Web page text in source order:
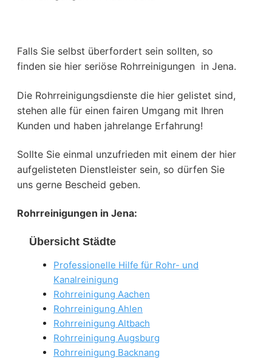
Falls Sie selbst überfordert sein sollten, so
finden sie hier seriöse Rohrreinigungen in Jena.
Die Rohrreinigungsdienste die hier gelistet sind,
stehen alle für einen fairen Umgang mit Ihren
Kunden und haben jahrelange Erfahrung!
Sollte Sie einmal unzufrieden mit einem der hier
aufgelisteten Dienstleister sein, so dürfen Sie
uns gerne Bescheid geben.
Rohrreinigungen in Jena:
Übersicht Städte
Professionelle Hilfe für Rohr- und
Kanalreinigung
Rohrreinigung Aachen
Rohrreinigung Ahlen
Rohrreinigung Altbach
Rohrreinigung Augsburg
Rohrreinigung Backnang